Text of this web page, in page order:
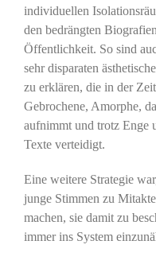
individuellen
den bedrängten
Öffentlichkeit. So sind
sehr disparaten
zu erklären, die in der
Gebrochene, Amorphe,
aufnimmt und trotz Enge
Texte verteidigt.
Eine weitere Strategie
junge Stimmen zu
machen, sie damit zu
immer ins System